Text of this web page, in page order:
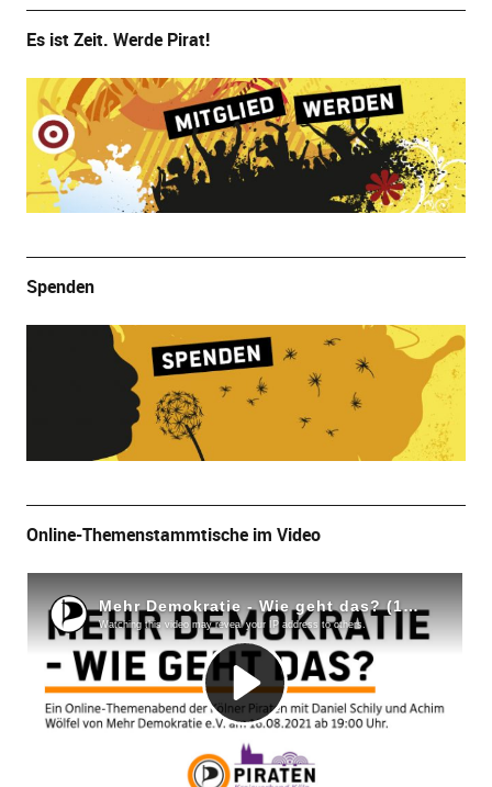
Es ist Zeit. Werde Pirat!
Spenden
Online-Themenstammtische im Video